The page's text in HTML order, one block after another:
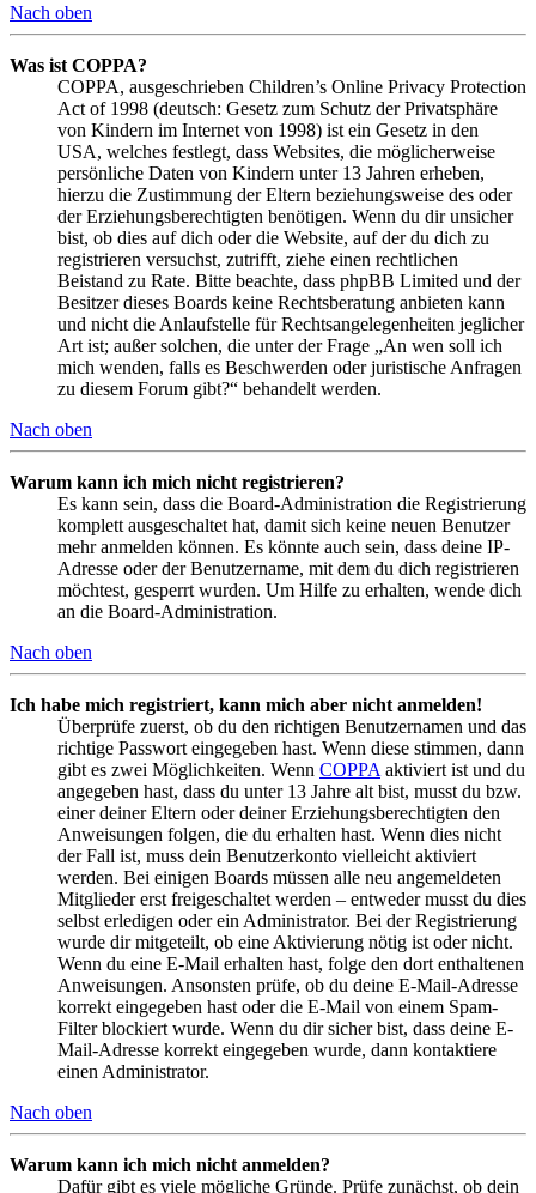
Nach oben
Was ist COPPA?
COPPA, ausgeschrieben Children’s Online Privacy Protection
Act of 1998 (deutsch: Gesetz zum Schutz der Privatsphäre
von Kindern im Internet von 1998) ist ein Gesetz in den
USA, welches festlegt, dass Websites, die möglicherweise
persönliche Daten von Kindern unter 13 Jahren erheben,
hierzu die Zustimmung der Eltern beziehungsweise des oder
der Erziehungsberechtigten benötigen. Wenn du dir unsicher
bist, ob dies auf dich oder die Website, auf der du dich zu
registrieren versuchst, zutrifft, ziehe einen rechtlichen
Beistand zu Rate. Bitte beachte, dass phpBB Limited und der
Besitzer dieses Boards keine Rechtsberatung anbieten kann
und nicht die Anlaufstelle für Rechtsangelegenheiten jeglicher
Art ist; außer solchen, die unter der Frage „An wen soll ich
mich wenden, falls es Beschwerden oder juristische Anfragen
zu diesem Forum gibt?“ behandelt werden.
Nach oben
Warum kann ich mich nicht registrieren?
Es kann sein, dass die Board-Administration die Registrierung
komplett ausgeschaltet hat, damit sich keine neuen Benutzer
mehr anmelden können. Es könnte auch sein, dass deine IP-
Adresse oder der Benutzername, mit dem du dich registrieren
möchtest, gesperrt wurden. Um Hilfe zu erhalten, wende dich
an die Board-Administration.
Nach oben
Ich habe mich registriert, kann mich aber nicht anmelden!
Überprüfe zuerst, ob du den richtigen Benutzernamen und das
richtige Passwort eingegeben hast. Wenn diese stimmen, dann
gibt es zwei Möglichkeiten. Wenn COPPA aktiviert ist und du
angegeben hast, dass du unter 13 Jahre alt bist, musst du bzw.
einer deiner Eltern oder deiner Erziehungsberechtigten den
Anweisungen folgen, die du erhalten hast. Wenn dies nicht
der Fall ist, muss dein Benutzerkonto vielleicht aktiviert
werden. Bei einigen Boards müssen alle neu angemeldeten
Mitglieder erst freigeschaltet werden – entweder musst du dies
selbst erledigen oder ein Administrator. Bei der Registrierung
wurde dir mitgeteilt, ob eine Aktivierung nötig ist oder nicht.
Wenn du eine E-Mail erhalten hast, folge den dort enthaltenen
Anweisungen. Ansonsten prüfe, ob du deine E-Mail-Adresse
korrekt eingegeben hast oder die E-Mail von einem Spam-
Filter blockiert wurde. Wenn du dir sicher bist, dass deine E-
Mail-Adresse korrekt eingegeben wurde, dann kontaktiere
einen Administrator.
Nach oben
Warum kann ich mich nicht anmelden?
Dafür gibt es viele mögliche Gründe. Prüfe zunächst, ob dein